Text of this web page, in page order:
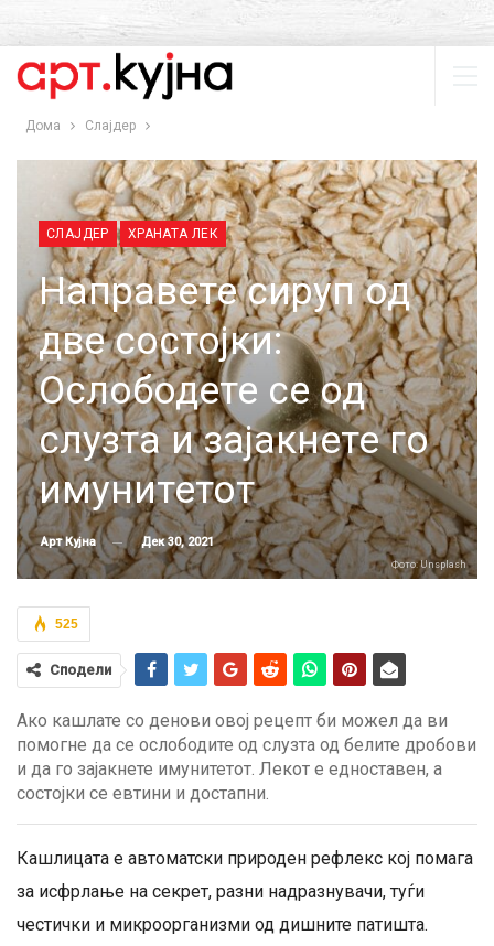
Дома Слајдер
СЛАЈДЕР ХРАНАТА ЛЕК
Направете сируп од
две состојки:
Ослободете се од
слузта и зајакнете го
имунитетот
Арт Кујна Дек 30, 2021
Фото: Unsplash
525
Сподели
Ако кашлате со денови овој рецепт би можел да ви
помогне да се ослободите од слузта од белите дробови
и да го зајакнете имунитетот. Лекот е едноставен, а
состојки се евтини и достапни.
Кашлицата е автоматски природен рефлекс кој помага
за исфрлање на секрет, разни надразнувачи, туѓи
честички и микроорганизми од дишните патишта.